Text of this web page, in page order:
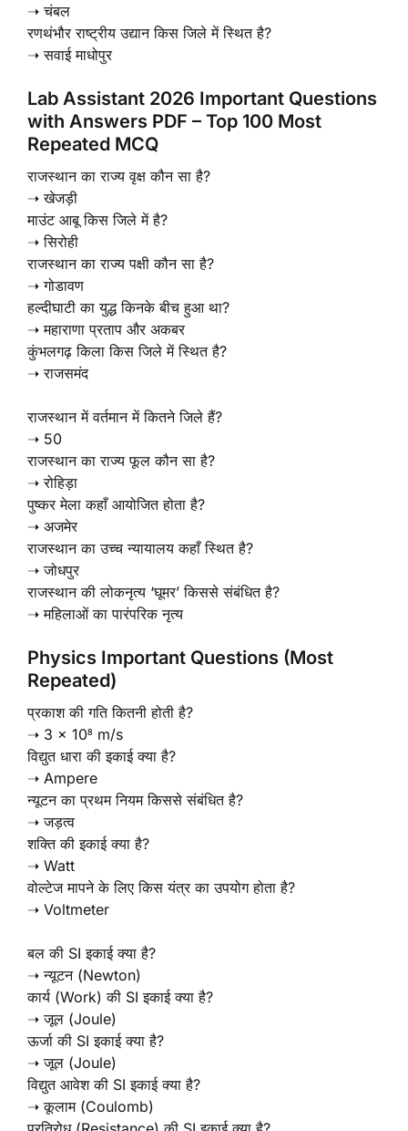
➝ चंबल
रणथंभौर राष्ट्रीय उद्यान किस जिले में स्थित है?
➝ सवाई माधोपुर
Lab Assistant 2026 Important Questions
with Answers PDF – Top 100 Most
Repeated MCQ
राजस्थान का राज्य वृक्ष कौन सा है?
➝ खेजड़ी
माउंट आबू किस जिले में है?
➝ सिरोही
राजस्थान का राज्य पक्षी कौन सा है?
➝ गोडावण
हल्दीघाटी का युद्ध किनके बीच हुआ था?
➝ महाराणा प्रताप और अकबर
कुंभलगढ़ किला किस जिले में स्थित है?
➝ राजसमंद
राजस्थान में वर्तमान में कितने जिले हैं?
➝ 50
राजस्थान का राज्य फूल कौन सा है?
➝ रोहिड़ा
पुष्कर मेला कहाँ आयोजित होता है?
➝ अजमेर
राजस्थान का उच्च न्यायालय कहाँ स्थित है?
➝ जोधपुर
राजस्थान की लोकनृत्य ‘घूमर’ किससे संबंधित है?
➝ महिलाओं का पारंपरिक नृत्य
Physics Important Questions (Most
Repeated)
प्रकाश की गति कितनी होती है?
➝ 3 × 10⁸ m/s
विद्युत धारा की इकाई क्या है?
➝ Ampere
न्यूटन का प्रथम नियम किससे संबंधित है?
➝ जड़त्व
शक्ति की इकाई क्या है?
➝ Watt
वोल्टेज मापने के लिए किस यंत्र का उपयोग होता है?
➝ Voltmeter
बल की SI इकाई क्या है?
➝ न्यूटन (Newton)
कार्य (Work) की SI इकाई क्या है?
➝ जूल (Joule)
ऊर्जा की SI इकाई क्या है?
➝ जूल (Joule)
विद्युत आवेश की SI इकाई क्या है?
➝ कूलाम (Coulomb)